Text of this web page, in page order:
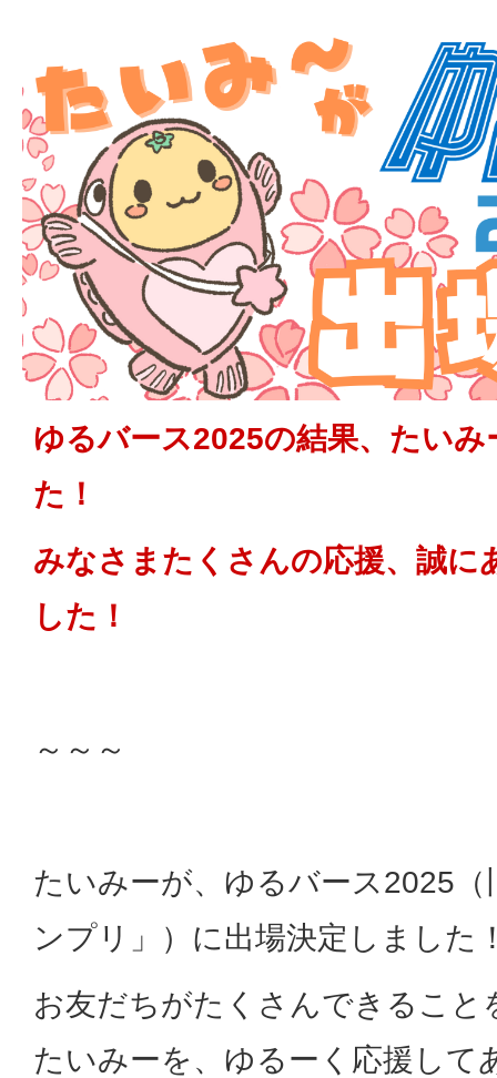
ゆるバース2025の結果、たい
た！
みなさまたくさんの応援、誠に
した！
～～～
たいみーが、ゆるバース2025
ンプリ」）に出場決定しました
お友だちがたくさんできること
たいみーを、ゆるーく応援して